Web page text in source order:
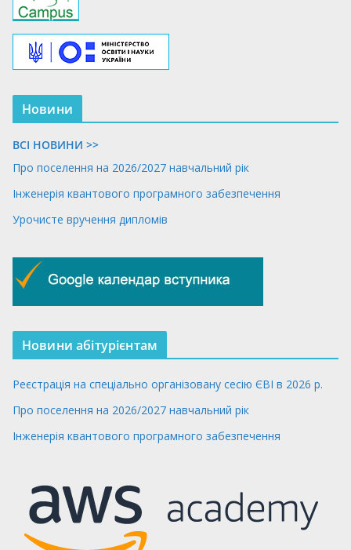
Новини
ВСІ НОВИНИ >>
Про поселення на 2026/2027 навчальний рік
Інженерія квантового програмного забезпечення
Урочисте вручення дипломів
Новини абітурієнтам
Реєстрація на спеціально організовану сесію ЄВІ в 2026 р.
Про поселення на 2026/2027 навчальний рік
Інженерія квантового програмного забезпечення